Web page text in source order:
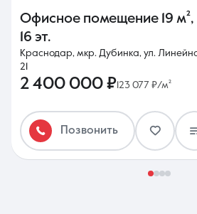
Офисное помещение 19 м²,
16 эт.
Краснодар, мкр. Дубинка, ул.
21
2 400 000 ₽ 123 077 ₽/м²
Позвонить